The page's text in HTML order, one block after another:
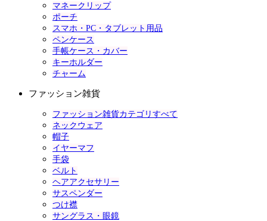
マネークリップ
ポーチ
スマホ・PC・タブレット用品
ペンケース
手帳ケース・カバー
キーホルダー
チャーム
ファッション雑貨
ファッション雑貨カテゴリすべて
ネックウェア
帽子
イヤーマフ
手袋
ベルト
ヘアアクセサリー
サスペンダー
つけ襟
サングラス・眼鏡